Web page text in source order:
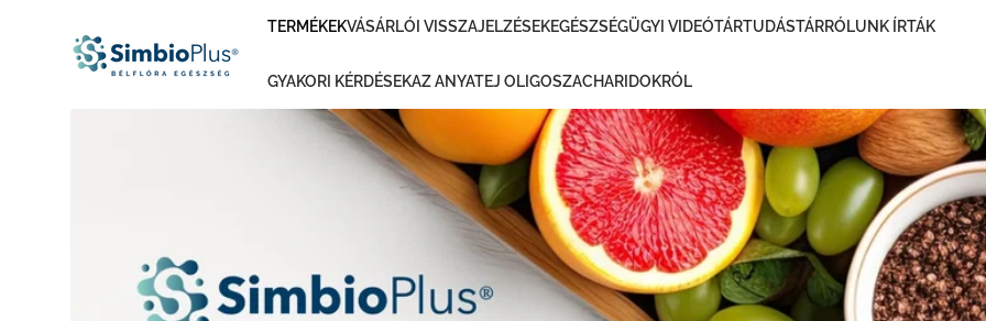
TARTALOMRA
TERMÉKEKVÁSÁRLÓI VISSZAJELZÉSEKEGÉSZSÉGÜGYI VIDEÓTÁRTUDÁSTÁRRÓLUNK ÍRTÁK
GYAKORI KÉRDÉSEKAZ ANYATEJ OLIGOSZACHARIDOKRÓL